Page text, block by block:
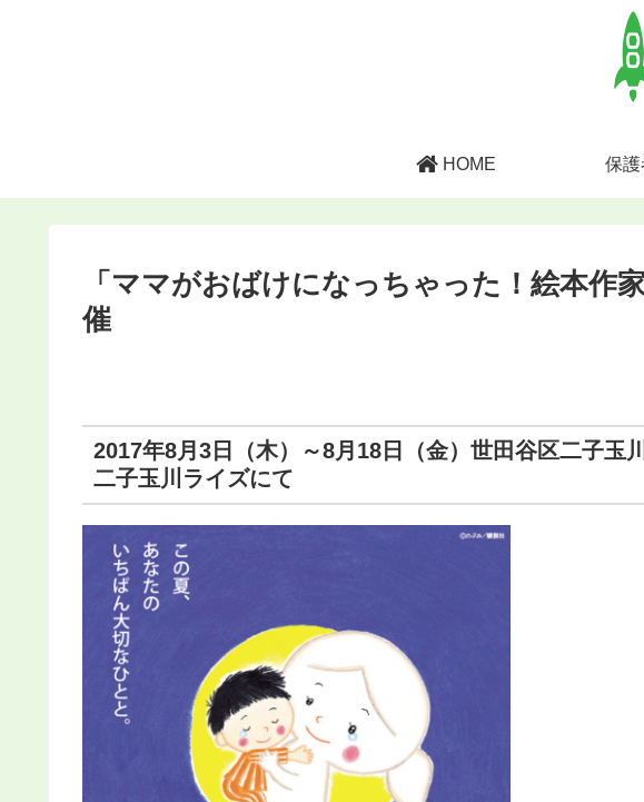
HOME 保護
「ママがおばけになっちゃった！絵本作
催
2017年8月3日（木）～8月18日（金）世田谷区二子玉
二子玉川ライズにて